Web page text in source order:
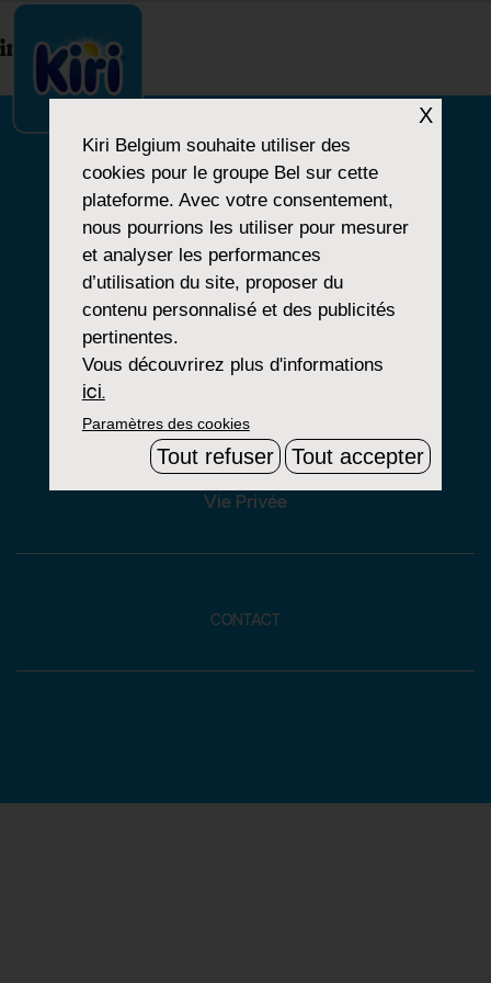
index.php
NOTRE HISTOIRE
NOS PRODUITS
NOS ENGAGEMENTS
Mentions Légales
Groupe Bel
Vie Privée
CONTACT
X
Kiri Belgium souhaite utiliser des
cookies pour le groupe Bel sur cette
plateforme. Avec votre consentement,
nous pourrions les utiliser pour mesurer
et analyser les performances
d’utilisation du site, proposer du
contenu personnalisé et des publicités
pertinentes.
Vous découvrirez plus d'informations
ici.
Paramètres des cookies
Tout refuser Tout accepter